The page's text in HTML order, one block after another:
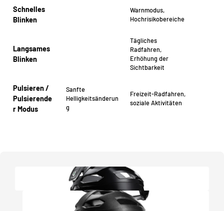
Schnelles
Blinken
Warnmodus,
Hochrisikobereiche
Langsames
Blinken
Tägliches
Radfahren,
Erhöhung der
Sichtbarkeit
Pulsieren /
Pulsierende
r Modus
Sanfte
Helligkeitsänderun
g
Freizeit-Radfahren,
soziale Aktivitäten